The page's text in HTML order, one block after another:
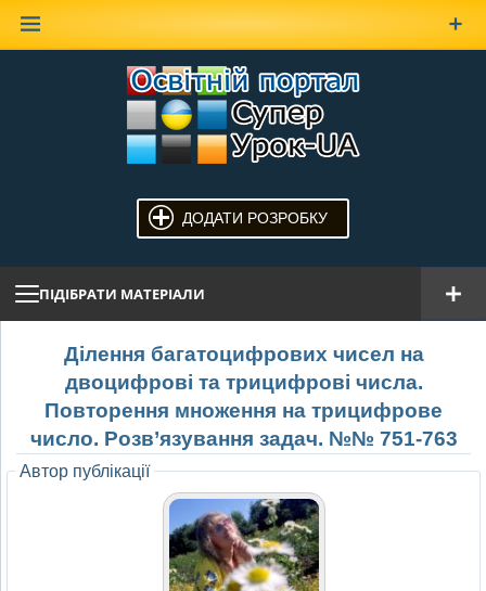
ДОДАТИ РОЗРОБКУ
ПІДІБРАТИ МАТЕРІАЛИ
Ділення багатоцифрових чисел на
двоцифрові та трицифрові числа.
Повторення множення на трицифрове
число. Розв’язування задач. №№ 751-763
Автор публікації